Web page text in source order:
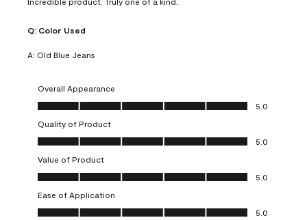
Q: Color Used
A: Old Blue Jeans
Overall Appearance
Overall Appearance, 5.0 out of 5
5.0
Quality of Product
Quality of Product, 5.0 out of 5
5.0
Value of Product
Value of Product, 5.0 out of 5
5.0
Ease of Application
Ease of Application, 5.0 out of 5
5.0